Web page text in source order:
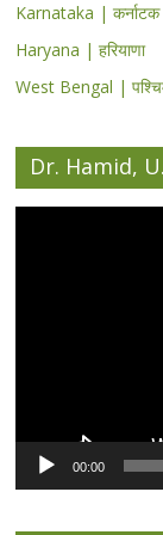
Karnataka | कर्नाटक
Haryana | हरियाणा
West Bengal |
Dr. Hamid,
00:00